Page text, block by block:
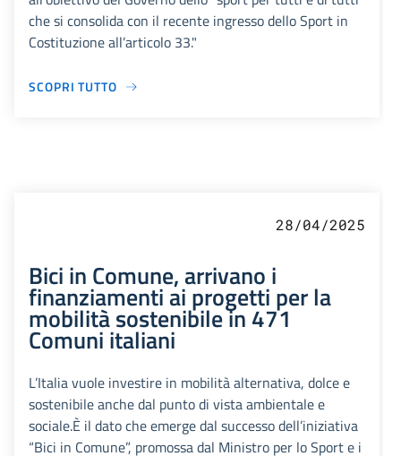
che si consolida con il recente ingresso dello Sport in
Costituzione all’articolo 33."
SCOPRI TUTTO
28/04/2025
Bici in Comune, arrivano i
finanziamenti ai progetti per la
mobilità sostenibile in 471
Comuni italiani
L’Italia vuole investire in mobilità alternativa, dolce e
sostenibile anche dal punto di vista ambientale e
sociale.È il dato che emerge dal successo dell’iniziativa
“Bici in Comune”, promossa dal Ministro per lo Sport e i